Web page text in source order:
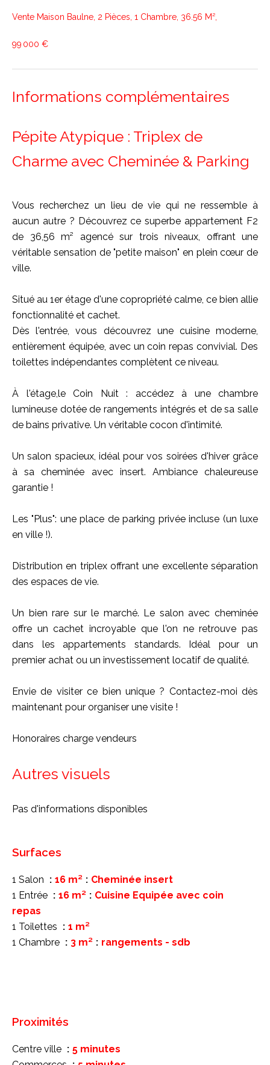
Vente Maison Baulne, 2 Pièces, 1 Chambre, 36.56 M²,
99 000 €
Informations complémentaires
Pépite Atypique : Triplex de
Charme avec Cheminée & Parking
Vous recherchez un lieu de vie qui ne ressemble à
aucun autre ? Découvrez ce superbe appartement F2
de 36,56 m² agencé sur trois niveaux, offrant une
véritable sensation de "petite maison" en plein cœur de
ville.
Situé au 1er étage d'une copropriété calme, ce bien allie
fonctionnalité et cachet.
Dès l'entrée, vous découvrez une cuisine moderne,
entièrement équipée, avec un coin repas convivial. Des
toilettes indépendantes complètent ce niveau.
À l'étage,le Coin Nuit : accédez à une chambre
lumineuse dotée de rangements intégrés et de sa salle
de bains privative. Un véritable cocon d'intimité.
Un salon spacieux, idéal pour vos soirées d'hiver grâce
à sa cheminée avec insert. Ambiance chaleureuse
garantie !
Les "Plus": une place de parking privée incluse (un luxe
en ville !).
Distribution en triplex offrant une excellente séparation
des espaces de vie.
Un bien rare sur le marché. Le salon avec cheminée
offre un cachet incroyable que l'on ne retrouve pas
dans les appartements standards. Idéal pour un
premier achat ou un investissement locatif de qualité.
Envie de visiter ce bien unique ? Contactez-moi dès
maintenant pour organiser une visite !
Honoraires charge vendeurs
Autres visuels
Pas d'informations disponibles
Surfaces
1 Salon 16 m²
Cheminée insert
1 Entrée
16 m²
Cuisine Equipée avec coin
repas
1 Toilettes
1 m²
1 Chambre
3 m² rangements - sdb
Proximités
Centre ville
5 minutes